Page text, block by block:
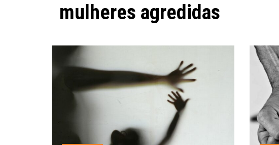
mulheres agredidas